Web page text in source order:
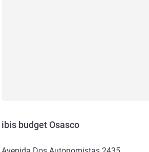
ibis budget Osasco